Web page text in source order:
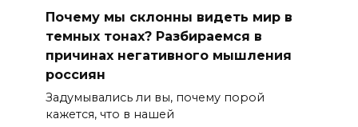
Почему мы склонны видеть мир в
темных тонах? Разбираемся в
причинах негативного мышления
россиян
Задумывались ли вы, почему порой
кажется, что в нашей